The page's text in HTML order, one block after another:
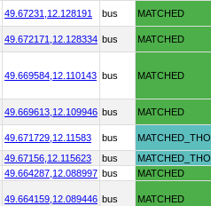
49.67231, 12.128191 bus MATCHED
49.672171, 12.128334 bus MATCHED
49.669584, 12.110143 bus MATCHED
49.669613, 12.109946 bus MATCHED
49.671729, 12.11583 bus
49.67156, 12.115623 bus
49.664287, 12.088997 bus MATCHED
49.664159, 12.089446 bus MATCHED